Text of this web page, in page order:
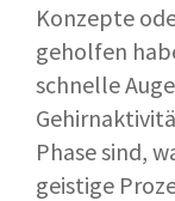
Konzepte
geholfen
schnelle
Phase sind,
geistige